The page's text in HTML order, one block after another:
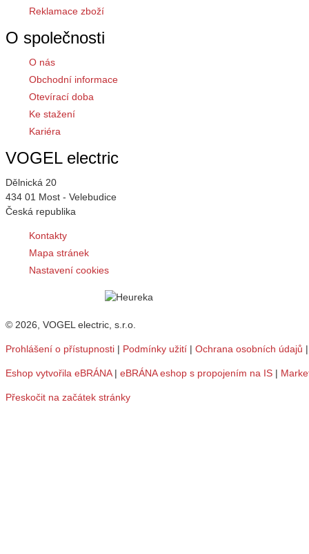
Reklamace zboží
O společnosti
O nás
Obchodní informace
Otevírací doba
Ke stažení
Kariéra
VOGEL electric
Dělnická 20
434 01 Most - Velebudice
Česká republika
Kontakty
Mapa stránek
Nastavení cookies
© 2026, VOGEL electric, s.r.o.
Prohlášení o přístupnosti | Podmínky užití | Ochrana osobních údajů
Eshop vytvořila eBRÁNA| eBRÁNA eshop s propojením na IS |
Přeskočit na začátek stránky